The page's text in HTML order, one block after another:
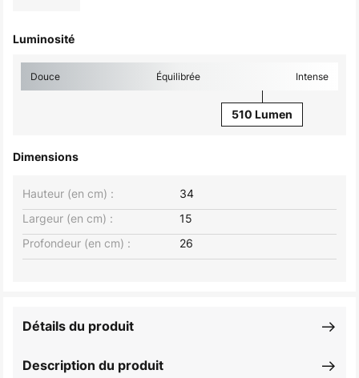
Luminosité
Douce Équilibrée Intense
510 Lumen
Dimensions
Largeur (en cm) : 15
Hauteur (en cm) : 34
Profondeur (en cm) : 26
Description du produit
Détails du produit